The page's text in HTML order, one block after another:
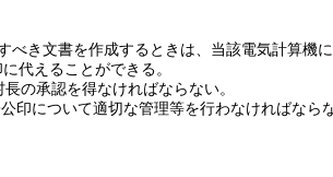
べき文書を作成するときは、当該電気計算機
代えることができる。
長の承認を得なければならない。
印について適切な管理等を行わなければならな